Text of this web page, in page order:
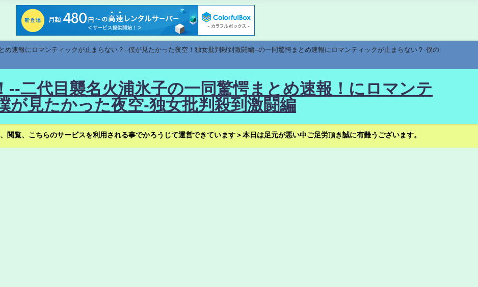
め速報にロマンティックが止まらない？--僕が見たかった夜空！独女批判殺到激闘編--の一同驚愕まとめ速報にロマンティックが止まらない？-僕の
二代目襲名火浦氷子の一同驚愕まとめ速報！にロマンテ
が見たかった夜空-独女批判殺到激闘編
閲覧、こちらのサービスを利用される事でかろうじて運営できています＞本日は足元が悪い中ご足労頂き誠に有難うございます。